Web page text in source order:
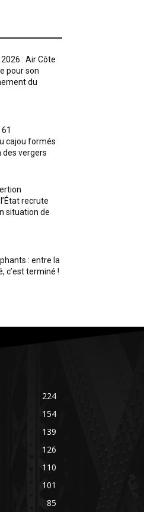
2026 : Air Côte
pour son
du
cajou formés
des vergers
recrute
situation de
: entre la
c’est terminé !
224
154
139
126
110
101
85